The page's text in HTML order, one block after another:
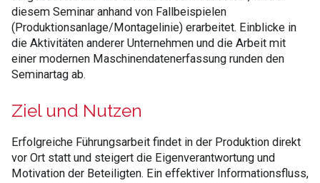
diesem Seminar anhand von Fallbeispielen
(Produktionsanlage/Montagelinie) erarbeitet. Einblicke in
die Aktivitäten anderer Unternehmen und die Arbeit mit
einer modernen Maschinendatenerfassung runden den
Seminartag ab.
Ziel und Nutzen
Erfolgreiche Führungsarbeit findet in der Produktion direkt
vor Ort statt und steigert die Eigenverantwortung und
Motivation der Beteiligten. Ein effektiver Informationsfluss,